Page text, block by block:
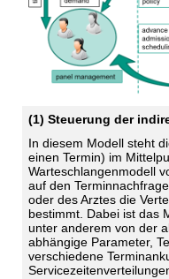
(1) Steuerung der
In diesem Modell steht
einen Termin) im
Warteschlangenmodell
auf den
oder des Arztes die
bestimmt. Dabei ist das
unter anderem von der
abhängige Parameter,
verschiedene